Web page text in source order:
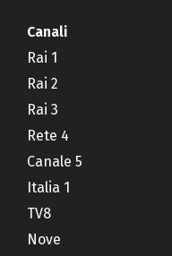
Canali
Rai 1
Rai 2
Rai 3
Rete 4
Canale 5
Italia 1
TV8
Nove